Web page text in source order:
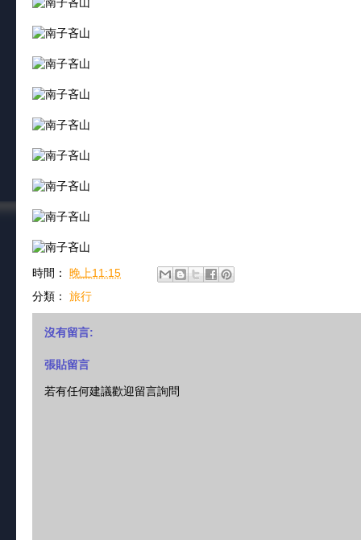
時間： 晚上11:15
分類： 旅行
沒有留言:
張貼留言
若有任何建議歡迎留言詢問